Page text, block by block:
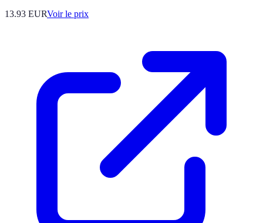
13.93 EURVoir le prix